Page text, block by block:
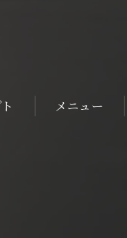
メニュー